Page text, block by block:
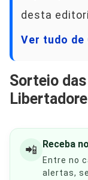
desta
Ver tudo de
Sorteio
📲 Receba
Entre no
alertas,